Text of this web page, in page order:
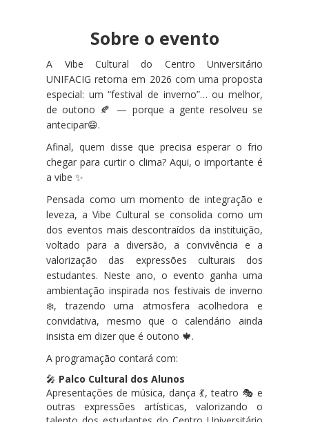
Sobre o evento
A Vibe Cultural do Centro Universitário
UNIFACIG retorna em 2026 com uma proposta
especial: um “festival de inverno”… ou melhor,
de outono 🍂 — porque a gente resolveu se
antecipar😄.
Afinal, quem disse que precisa esperar o frio
chegar para curtir o clima? Aqui, o importante é
a vibe ✨
Pensada como um momento de integração e
leveza, a Vibe Cultural se consolida como um
dos eventos mais descontraídos da instituição,
voltado para a diversão, a convivência e a
valorização das expressões culturais dos
estudantes. Neste ano, o evento ganha uma
ambientação inspirada nos festivais de inverno
❄️, trazendo uma atmosfera acolhedora e
convidativa, mesmo que o calendário ainda
insista em dizer que é outono 🍁.
A programação contará com:
🎤 Palco Cultural dos Alunos
Apresentações de música, dança 💃, teatro 🎭 e
outras expressões artísticas, valorizando o